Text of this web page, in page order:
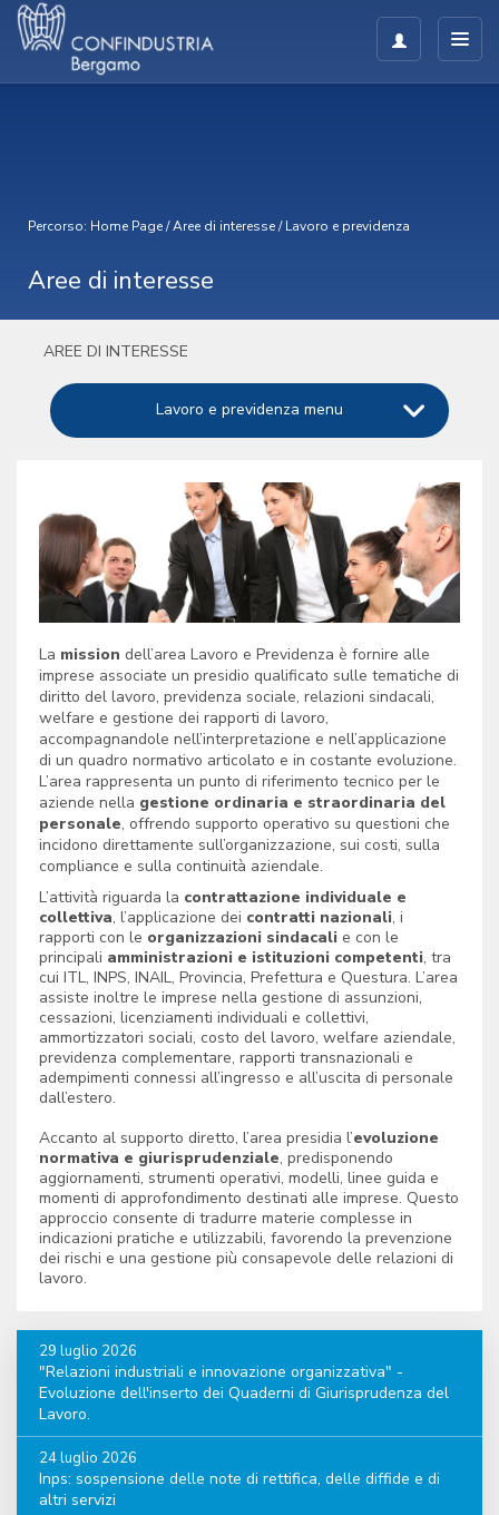
Percorso: Home Page/Aree di interesse/Lavoro e previdenza
Aree di interesse
AREE DI INTERESSE
Lavoro e previdenza menu
La mission dell’area Lavoro e Previdenza è fornire alle
imprese associate un presidio qualificato sulle tematiche di
diritto del lavoro, previdenza sociale, relazioni sindacali,
welfare e gestione dei rapporti di lavoro,
accompagnandole nell’interpretazione e nell’applicazione
di un quadro normativo articolato e in costante evoluzione.
L’area rappresenta un punto di riferimento tecnico per le
aziende nella gestione ordinaria e straordinaria del
personale, offrendo supporto operativo su questioni che
incidono direttamente sull’organizzazione, sui costi, sulla
compliance e sulla continuità aziendale.
L’attività riguarda la contrattazione individuale e
collettiva, l’applicazione dei contratti nazionali, i
rapporti con le organizzazioni sindacali e con le
principali amministrazioni e istituzioni competenti, tra
cui ITL, INPS, INAIL, Provincia, Prefettura e Questura. L’area
assiste inoltre le imprese nella gestione di assunzioni,
cessazioni, licenziamenti individuali e collettivi,
ammortizzatori sociali, costo del lavoro, welfare aziendale,
previdenza complementare, rapporti transnazionali e
adempimenti connessi all’ingresso e all’uscita di personale
dall’estero.
Accanto al supporto diretto, l’area presidia l’evoluzione
normativa e giurisprudenziale, predisponendo
aggiornamenti, strumenti operativi, modelli, linee guida e
momenti di approfondimento destinati alle imprese. Questo
approccio consente di tradurre materie complesse in
indicazioni pratiche e utilizzabili, favorendo la prevenzione
dei rischi e una gestione più consapevole delle relazioni di
lavoro.
29 luglio 2026
"Relazioni industriali e innovazione organizzativa" -
Evoluzione dell'inserto dei Quaderni di Giurisprudenza del
Lavoro.
24 luglio 2026
Inps: sospensione delle note di rettifica, delle diffide e di
altri servizi